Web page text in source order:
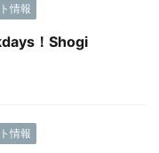
情報
！Shogi
情報